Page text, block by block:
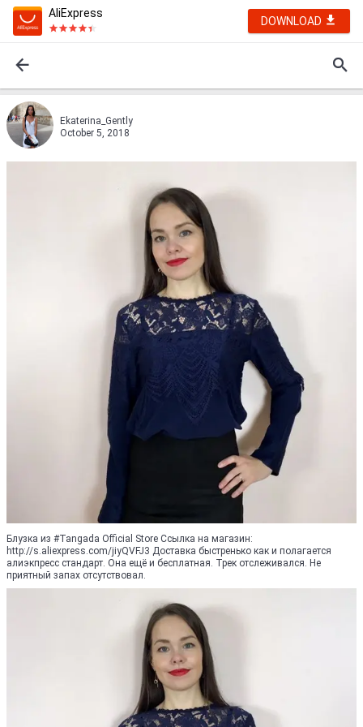
AliExpress
DOWNLOAD
Ekaterina_Gently
October 5, 2018
Блузка из #Tangada Official Store Ссылка на магазин:
http://s.aliexpress.com/jiyQVFJ3 Доставка быстренько как и полагается
алиэкпресс стандарт. Она ещё и бесплатная. Трек отслеживался. Не
приятный запах отсутствовал.